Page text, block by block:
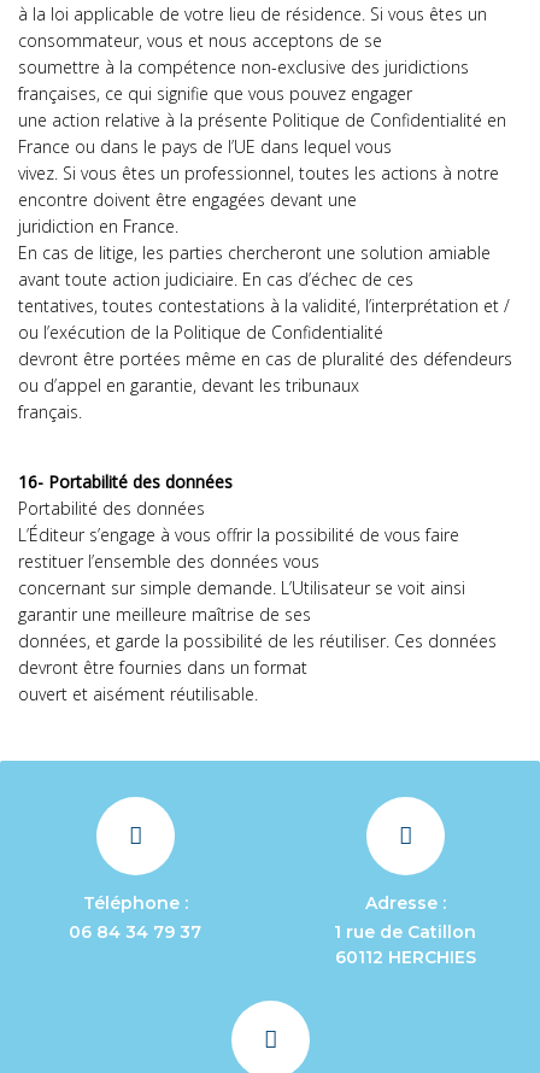
à la loi applicable de votre lieu de résidence. Si vous êtes un
consommateur, vous et nous acceptons de se
soumettre à la compétence non-exclusive des juridictions
françaises, ce qui signifie que vous pouvez engager
une action relative à la présente Politique de Confidentialité en
France ou dans le pays de l’UE dans lequel vous
vivez. Si vous êtes un professionnel, toutes les actions à notre
encontre doivent être engagées devant une
juridiction en France.
En cas de litige, les parties chercheront une solution amiable
avant toute action judiciaire. En cas d’échec de ces
tentatives, toutes contestations à la validité, l’interprétation et /
ou l’exécution de la Politique de Confidentialité
devront être portées même en cas de pluralité des défendeurs
ou d’appel en garantie, devant les tribunaux
français.
16- Portabilité des données
Portabilité des données
L’Éditeur s’engage à vous offrir la possibilité de vous faire
restituer l’ensemble des données vous
concernant sur simple demande. L’Utilisateur se voit ainsi
garantir une meilleure maîtrise de ses
données, et garde la possibilité de les réutiliser. Ces données
devront être fournies dans un format
ouvert et aisément réutilisable.
Téléphone :
06 84 34 79 37
Adresse :
1 rue de Catillon
60112 HERCHIES